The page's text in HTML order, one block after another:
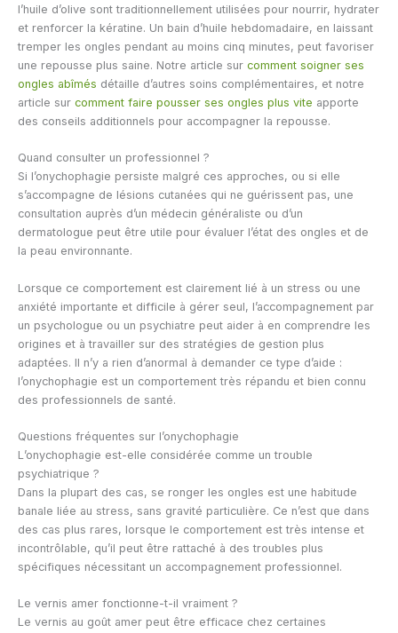
l’huile d’olive sont traditionnellement utilisées pour nourrir, hydrater
et renforcer la kératine. Un bain d’huile hebdomadaire, en laissant
tremper les ongles pendant au moins cinq minutes, peut favoriser
une repousse plus saine. Notre article sur comment soigner ses
ongles abîmés détaille d’autres soins complémentaires, et notre
article sur comment faire pousser ses ongles plus vite apporte
des conseils additionnels pour accompagner la repousse.
Quand consulter un professionnel ?
Si l’onychophagie persiste malgré ces approches, ou si elle
s’accompagne de lésions cutanées qui ne guérissent pas, une
consultation auprès d’un médecin généraliste ou d’un
dermatologue peut être utile pour évaluer l’état des ongles et de
la peau environnante.
Lorsque ce comportement est clairement lié à un stress ou une
anxiété importante et difficile à gérer seul, l’accompagnement par
un psychologue ou un psychiatre peut aider à en comprendre les
origines et à travailler sur des stratégies de gestion plus
adaptées. Il n’y a rien d’anormal à demander ce type d’aide :
l’onychophagie est un comportement très répandu et bien connu
des professionnels de santé.
Questions fréquentes sur l’onychophagie
L’onychophagie est-elle considérée comme un trouble
psychiatrique ?
Dans la plupart des cas, se ronger les ongles est une habitude
banale liée au stress, sans gravité particulière. Ce n’est que dans
des cas plus rares, lorsque le comportement est très intense et
incontrôlable, qu’il peut être rattaché à des troubles plus
spécifiques nécessitant un accompagnement professionnel.
Le vernis amer fonctionne-t-il vraiment ?
Le vernis au goût amer peut être efficace chez certaines